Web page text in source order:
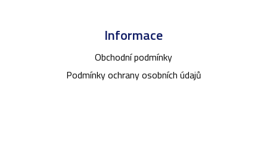
Informace
Obchodní podmínky
Podmínky ochrany osobních údajů